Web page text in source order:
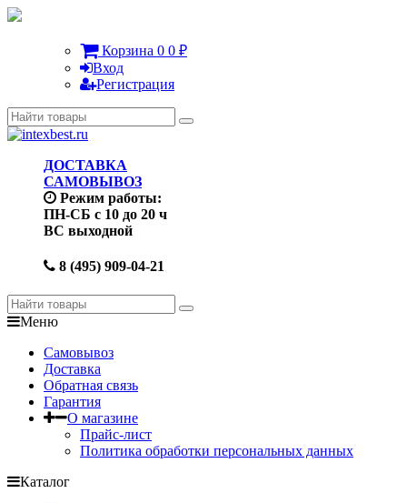
Корзина 0 0 ₽
Вход
Регистрация
ДОСТАВКА
САМОВЫВОЗ
Режим работы:
ПН-СБ с 10 до 20 ч
ВС выходной
8 (495) 909-04-21
Меню
Самовывоз
Доставка
Обратная связь
Гарантия
О магазине
Прайс-лист
Политика обработки персональных данных
Каталог